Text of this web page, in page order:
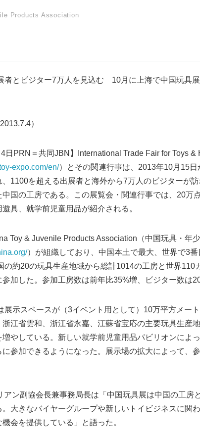
Products Association
者とビジター7万人を見込む 10月に上海で中国玩具
）
4日PRN＝共同JBN】International Trade Fair for Toys &
expo.com/en/）とその関連行事は、2013年10月15
、1100を超える出展者と海外から7万人のビジターが
国の工房である。この展覧会・関連行事では、20万
具、就学前児童用品が紹介される。
Toy & Juvenile Products Association（中国玩具・年
）が組織しており、中国本土で最大、世界で3番
の約20の玩具生産地域から総計1014の工房と世界110
加した。参加工房数は前年比35%増、ビジター数は
展示スペースが（3イベント用として）10万平方メー
江省雲和、浙江省永嘉、江蘇省宝応の主要玩具生産
やしている。新しい就学前児童用品パビリオンによ
参加できるようになった。展示場の拡大によって、
アン副協会長兼事務局長は「中国玩具展は中国の工房
。大きなバイヤーグループや新しいトイビジネスに関
会を提供している」と語った。